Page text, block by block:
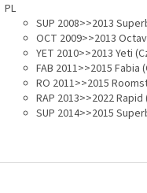
PL
SUP 2008>>2013
OCT 2009>>2013
YET 2010>>2013 Yeti
FAB 2011>>2015 Fabia
RO 2011>>2015
RAP 2013>>2022
SUP 2014>>2015